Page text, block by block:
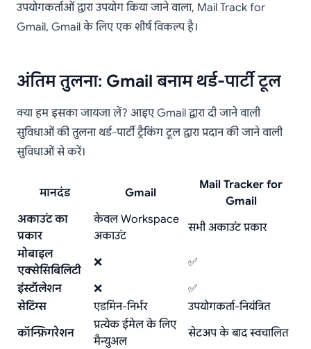
उपयोगकर्ताओं द्वारा उपयोग किया जाने वाला, Mail Track for
Gmail, Gmail के लिए एक शीर्ष विकल्प है।
अंतिम तुलना: Gmail बनाम थर्ड-पार्टी टूल
क्या हम इसका जायजा लें? आइए Gmail द्वारा दी जाने वाली
सुविधाओं की तुलना थर्ड-पार्टी ट्रैकिंग टूल द्वारा प्रदान की जाने वाली
सुविधाओं से करें।
मानदंड Gmail
Mail Tracker for
Gmail
अकाउंट का
प्रकार
केवल Workspace
अकाउंट
सभी अकाउंट प्रकार
मोबाइल
एक्सेसिबिलिटी
❌
✅
इंस्टॉलेशन
❌
✅
सेटिंग्स
एडमिन-निर्भर
उपयोगकर्ता-नियंत्रित
कॉन्फ़िगरेशन
प्रत्येक ईमेल के लिए
मैन्युअल
सेटअप के बाद स्वचालित